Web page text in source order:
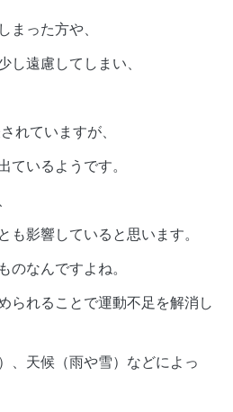
まった方や、
遠慮してしまい、
れていますが、
いるようです。
影響していると思います。
なんですよね。
られることで運動不足を解消し
、天候（雨や雪）などによっ